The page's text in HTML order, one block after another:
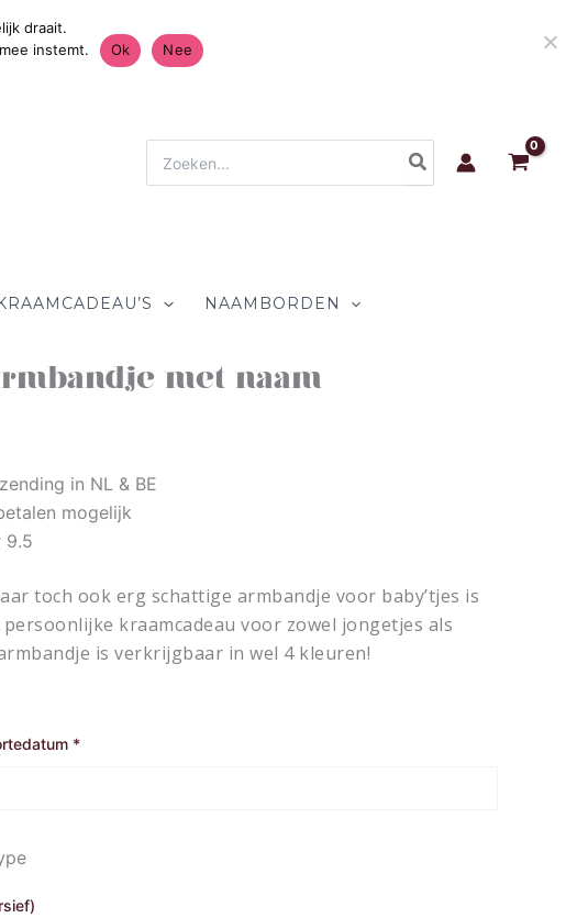
Verzending in Nederland & België 4.7/5 op
naar:
NAAMBORDEN
met naam
in NL & BE
mogelijk
9.5
toch ook erg schattige armbandje voor baby’tjes is
kraamcadeau voor zowel jongetjes als
is verkrijgbaar in wel 4 kleuren!
*
draait.
instemt.
Ok Nee